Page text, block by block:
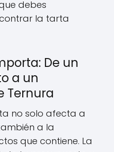
debes
la tarta
De un
a un
Ternura
no solo afecta a
a la
que contiene. La